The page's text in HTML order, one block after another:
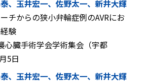
、玉井宏一、佐野太一、新井大輝
チからの狭小弁輪症例のAVRにお
験
心臓手術学会学術集会（宇都
5日
、玉井宏一、佐野太一、新井大輝